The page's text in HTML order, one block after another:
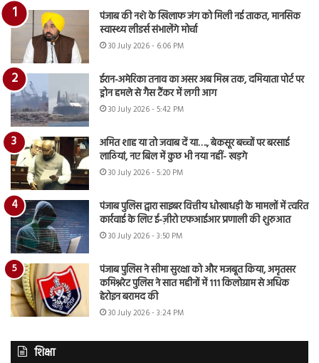
पंजाब की नशे के खिलाफ जंग को मिली नई ताकत, मानसिक
स्वास्थ्य लीडर्स संभालेंगे मोर्चा
30 July 2026 - 6:06 PM
ईरान-अमेरिका तनाव का असर अब मिस्र तक, दमियाता पोर्ट पर
ड्रोन हमले से गैस टैंकर में लगी आग
30 July 2026 - 5:42 PM
अमित शाह या तो जवाब दें या…., बेकसूर बच्चों पर बरसाई
लाठियां, नए बिल में कुछ भी नया नहीं- खड़गे
30 July 2026 - 5:20 PM
पंजाब पुलिस द्वारा साइबर वित्तीय धोखाधड़ी के मामलों में त्वरित
कार्रवाई के लिए ई-ज़ीरो एफआईआर प्रणाली की शुरुआत
30 July 2026 - 3:50 PM
पंजाब पुलिस ने सीमा सुरक्षा को और मजबूत किया, अमृतसर
कमिश्नरेट पुलिस ने सात महीनों में 111 किलोग्राम से अधिक
हेरोइन बरामद की
30 July 2026 - 3:24 PM
शिक्षा